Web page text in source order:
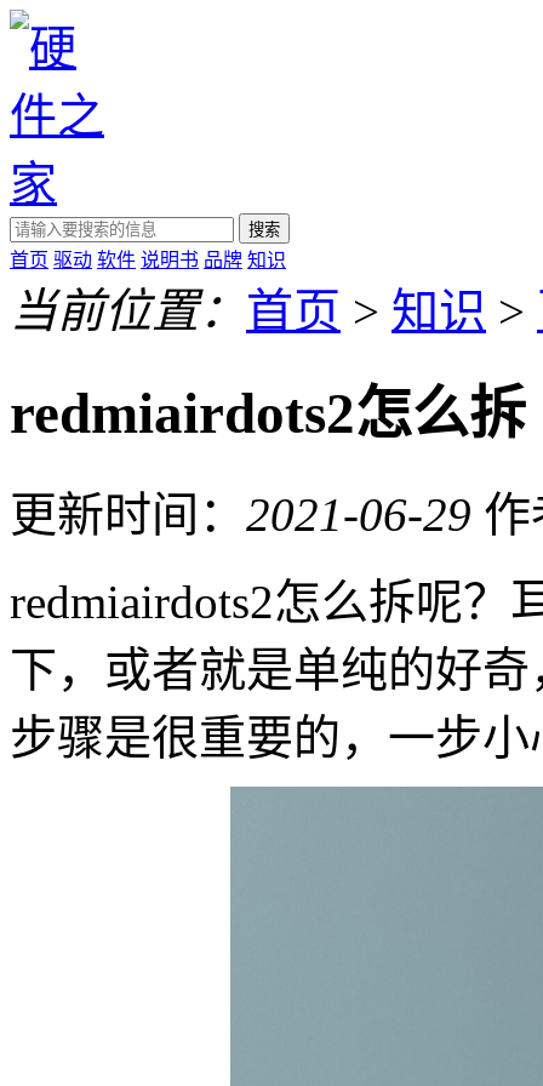
搜索
首页 驱动 软件 说明书 品牌 知识
当前位置： 首页 > 知识 >
redmiairdots2怎么拆
更新时间： 2021-06-29 作
redmiairdots2怎么拆呢
下，或者就是单纯的好
步骤是很重要的，一步